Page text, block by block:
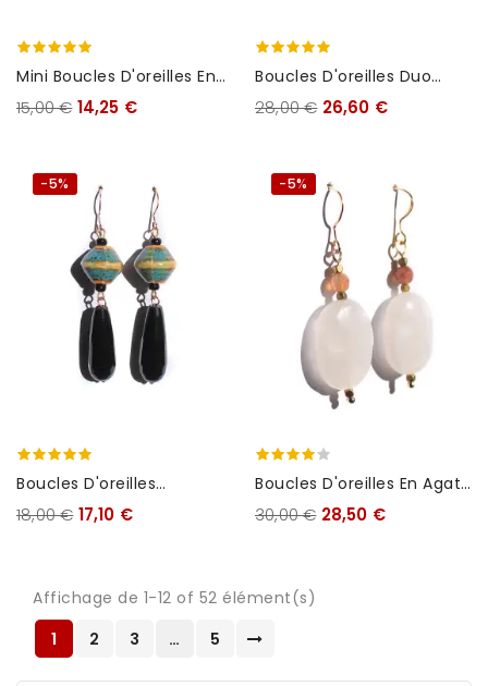
Mini Boucles D'oreilles En
Perles Vertes
15,00 € 14,25 €
Boucles D'oreilles Duo
Jade
28,00 € 26,60 €
-5%
Boucles D'oreilles
Ethniques
18,00 € 17,10 €
-5%
Boucles D'oreilles En Agate
Blanche
30,00 € 28,50 €
Affichage de 1-12 of 52 élément(s)
1
2 3 … 5